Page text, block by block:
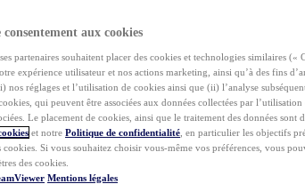
aux cookies
partenaires souhaitent placer des cookies et technologies similaires
expérience utilisateur et nos actions marketing, ainsi qu’à des fins
nos réglages et l’utilisation de cookies ainsi que (ii) l’analyse
qui peuvent être associées aux données collectées par
Le placement de cookies, ainsi que le traitement des données sont
et notre Politique de confidentialité , en particulier les objectifs
cookies. Si vous souhaitez choisir vous-même vos préférences, vous
des cookies.
Mentions légales